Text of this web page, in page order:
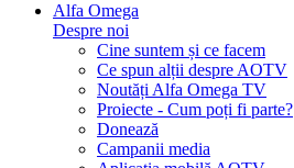
Alfa Omega
Despre noi
Cine suntem și ce facem
Ce spun alții despre AOTV
Noutăți Alfa Omega TV
Proiecte - Cum poți fi parte?
Donează
Campanii media